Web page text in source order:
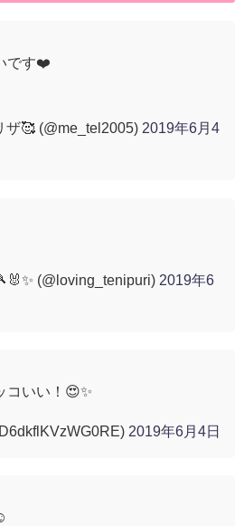
です❤️
🥰 (@me_tel2005) 2019年6月4
(@loving_tenipuri) 2019年6
コいい！😍✨
2019年6月4日